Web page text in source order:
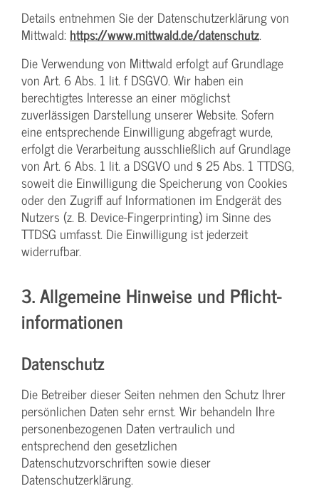
Details entnehmen Sie der Datenschutzerklärung von
Mittwald: https://www.mittwald.de/datenschutz.
Die Verwendung von Mittwald erfolgt auf Grundlage
von Art. 6 Abs. 1 lit. f DSGVO. Wir haben ein
berechtigtes Interesse an einer möglichst
zuverlässigen Darstellung unserer Website. Sofern
eine entsprechende Einwilligung abgefragt wurde,
erfolgt die Verarbeitung ausschließlich auf Grundlage
von Art. 6 Abs. 1 lit. a DSGVO und § 25 Abs. 1 TTDSG,
soweit die Einwilligung die Speicherung von Cookies
oder den Zugriff auf Informationen im Endgerät des
Nutzers (z. B. Device-Fingerprinting) im Sinne des
TTDSG umfasst. Die Einwilligung ist jederzeit
widerrufbar.
3. Allgemeine Hinweise und Pflicht­
informationen
Datenschutz
Die Betreiber dieser Seiten nehmen den Schutz Ihrer
persönlichen Daten sehr ernst. Wir behandeln Ihre
personenbezogenen Daten vertraulich und
entsprechend den gesetzlichen
Datenschutzvorschriften sowie dieser
Datenschutzerklärung.